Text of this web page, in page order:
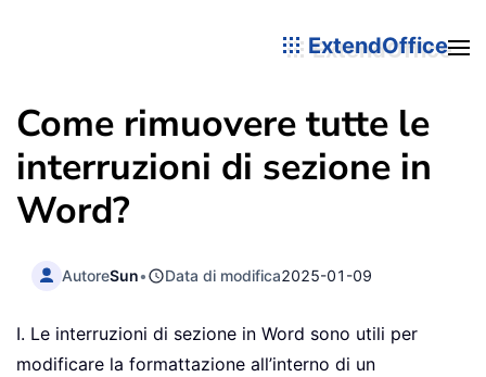
ExtendOffice
Come rimuovere tutte le
interruzioni di sezione in
Word?
AutoreSun• Data di modifica2025-01-09
I. Le interruzioni di sezione in Word sono utili per
modificare la formattazione all’interno di un